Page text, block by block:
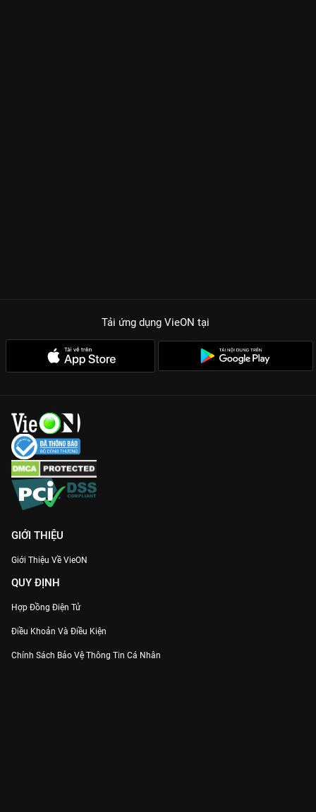
Tải ứng dụng VieON tại
GIỚI THIỆU
Giới Thiệu Về VieON
QUY ĐỊNH
Hợp Đồng Điện Tử
Điều Khoản Và Điều Kiện
Chính Sách Bảo Vệ Thông Tin Cá Nhân